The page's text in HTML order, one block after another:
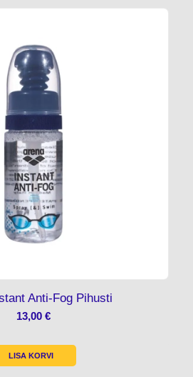
Anti-Fog Pihusti
13,00 €
LISA KORVI